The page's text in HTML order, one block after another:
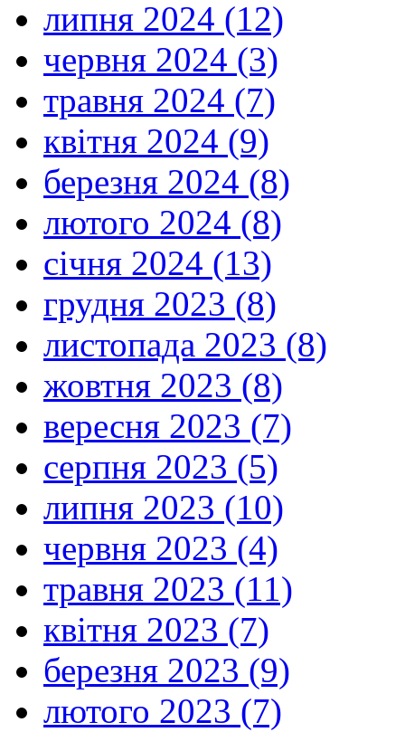
липня 2024 (12)
червня 2024 (3)
травня 2024 (7)
квітня 2024 (9)
березня 2024 (8)
лютого 2024 (8)
січня 2024 (13)
грудня 2023 (8)
листопада 2023 (8)
жовтня 2023 (8)
вересня 2023 (7)
серпня 2023 (5)
липня 2023 (10)
червня 2023 (4)
травня 2023 (11)
квітня 2023 (7)
березня 2023 (9)
лютого 2023 (7)